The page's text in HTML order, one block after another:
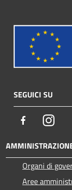
SEGUICI SU
Facebook
Organi di
Aree